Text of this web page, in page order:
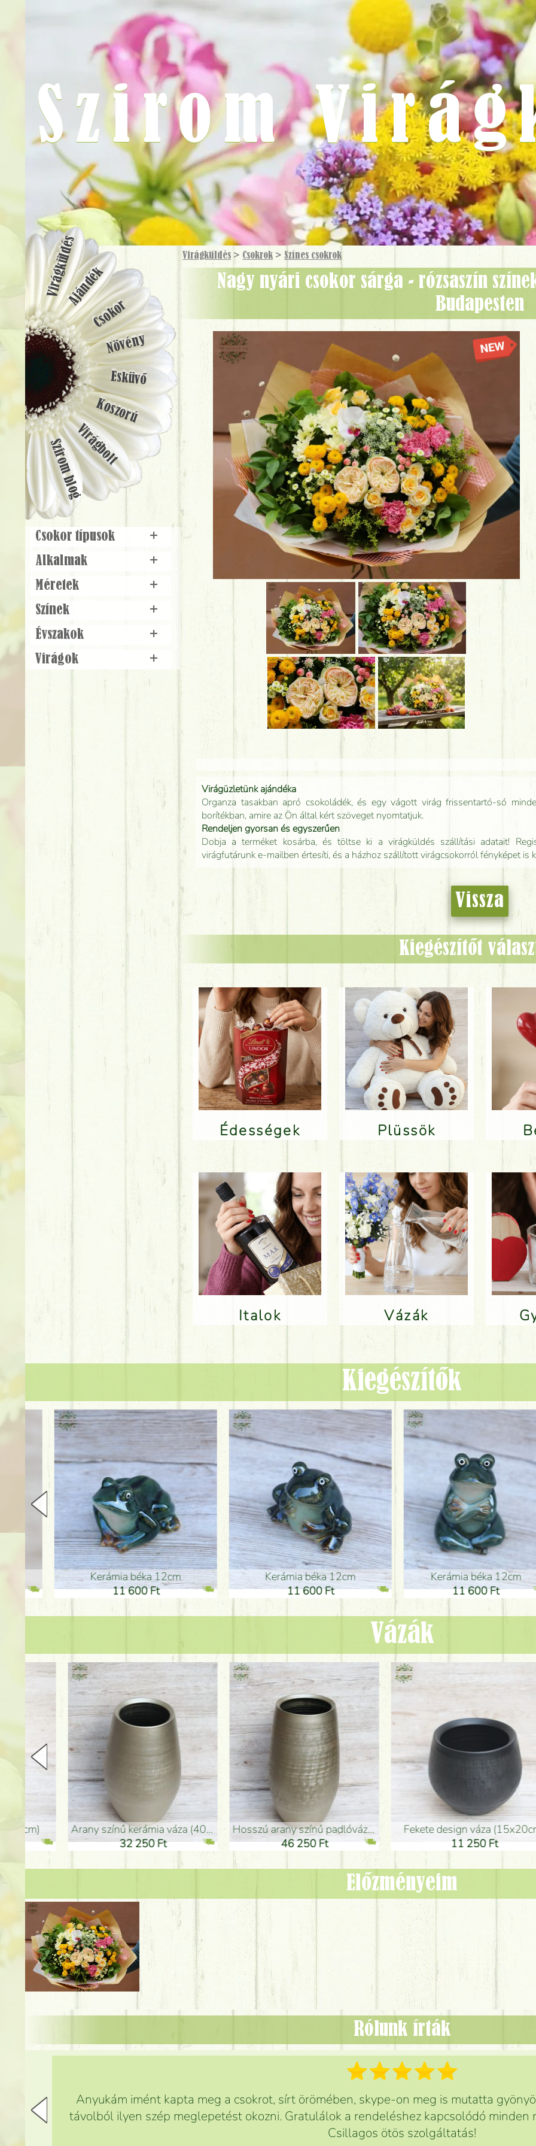
Virágküldés > Csokrok >Színes csokrok
Nagy nyári csokor sárga - rózsaszín színekben (21 szál) - Virágküldés
Budapesten
Virágüzletünk ajándéka
Organza tasakban apró csokoládék, és egy vágott virág frissentartó-só
borítékban, amire az Ön által kért szöveget nyomtatjuk.
Rendeljen gyorsan és egyszerűen
Dobja a terméket kosárba, és töltse ki a virágküldés szállítási adatait!
virágfutárunk e-mailben értesíti, és a házhoz szállított virágcsokorról fényképet is
Vissza
Kiegészítőt
Édességek Plüssök
Italok Vázák
Szirom
VirágküldésAjándék
Csokor
Növény
Esküvő
Koszorú
Virágbolt
Szirom blog
Csokor típusok
+
Alkalmak
+
Méretek
+
Színek
+
Évszakok
+
Virágok
+
Kiegészítők
Kerámia béka 12cm
11 600 Ft
Kerámia béka 12cm
11 600 Ft
Kerámia béka 12cm
11 600 Ft
Vázák
arany színű kerámia váza (40x26cm)
32 250 Ft
hosszú arany színű padlóváza (50x29cm)
46 250 Ft
fekete design váza (15x20cm)
11 250 Ft
Előzményeim
Rólunk írták
Anyukám imént kapta meg a csokrot, sírt örömében, skype-on meg is mutatta
távolból ilyen szép meglepetést okozni. Gratulálok a rendeléshez kapcsolódó minden
Csillagos ötös szolgáltatás!